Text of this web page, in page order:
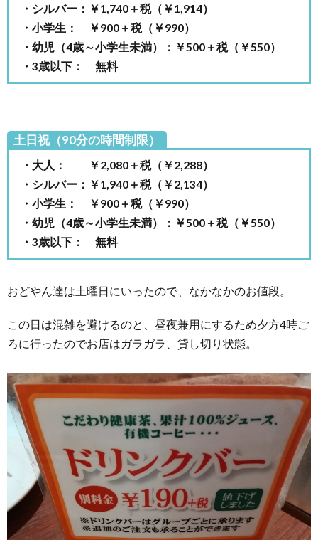
6.
まと
め
・シルバー：￥1,740＋税（￥1,914）
・小学生： ￥900＋税（￥990）
・幼児（4歳～小学生未満）：￥500＋税（￥550）
・3歳以下： 無料
土日祝（90分の時間制限）
・大人： ￥2,080＋税（￥2,288）
・シルバー：￥1,940＋税（￥2,134）
・小学生： ￥900＋税（￥990）
・幼児（4歳～小学生未満）：￥500＋税（￥550）
・3歳以下： 無料
おどやん達は土曜日にいったので、なかなかのお値段。
この日は混雑を避けるのと、昼夜兼用にするため夕方4時ご
ろに行ったのでお店はガラガラ、貸し切り状態。